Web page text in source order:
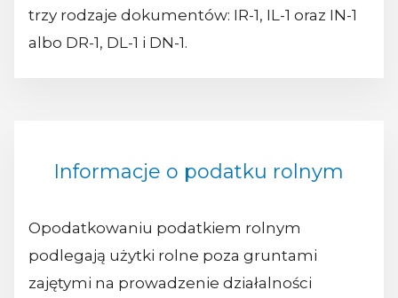
trzy rodzaje dokumentów: IR-1, IL-1 oraz IN-1
albo DR-1, DL-1 i DN-1.
Informacje o podatku rolnym
Opodatkowaniu podatkiem rolnym
podlegają użytki rolne poza gruntami
zajętymi na prowadzenie działalności